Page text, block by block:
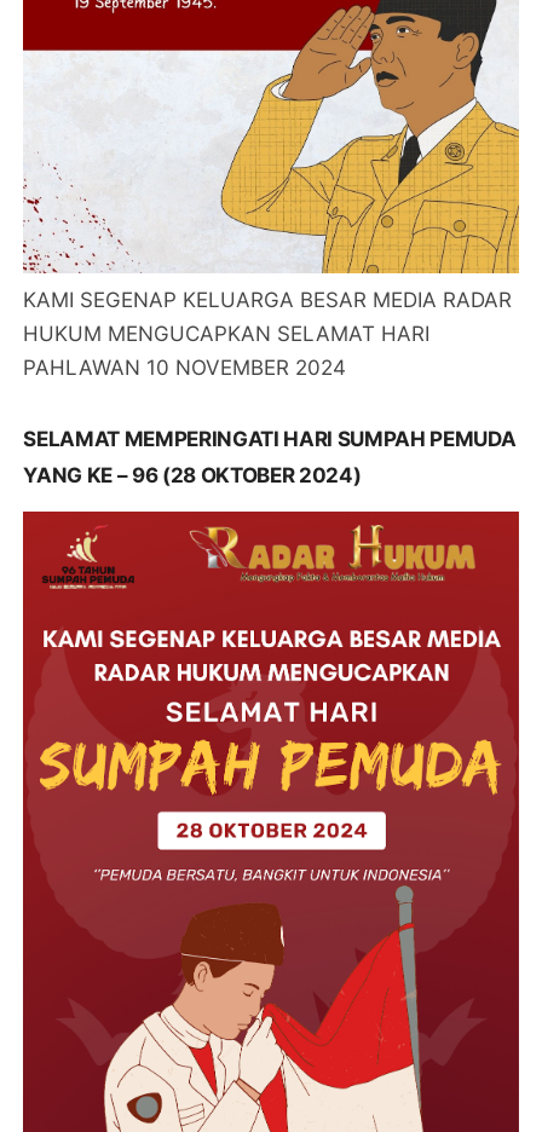
KAMI SEGENAP KELUARGA BESAR MEDIA RADAR
HUKUM MENGUCAPKAN SELAMAT HARI
PAHLAWAN 10 NOVEMBER 2024
SELAMAT MEMPERINGATI HARI SUMPAH PEMUDA
YANG KE – 96 (28 OKTOBER 2024)